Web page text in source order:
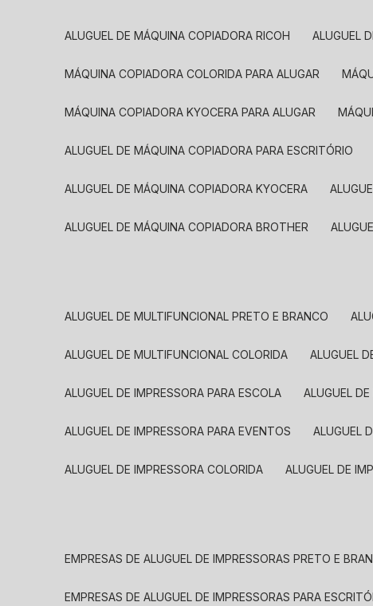
ALUGUEL DE MÁQUINA COPIADORA RICOH ALUGUEL
MÁQUINA COPIADORA COLORIDA PARA ALUGAR
MÁQUINA COPIADORA KYOCERA PARA ALUGAR
ALUGUEL DE MÁQUINA COPIADORA PARA ESCRITÓRIO
ALUGUEL DE MÁQUINA COPIADORA KYOCERA
ALUGUEL DE MÁQUINA COPIADORA BROTHER
ALUGUEL DE MULTIFUNCIONAL PRETO E BRANCO
ALUGUEL DE MULTIFUNCIONAL COLORIDA ALUGUEL
ALUGUEL DE IMPRESSORA PARA ESCOLA ALUGUEL
ALUGUEL DE IMPRESSORA PARA EVENTOS ALUGUEL
ALUGUEL DE IMPRESSORA COLORIDA ALUGUEL DE
EMPRESAS DE ALUGUEL DE IMPRESSORAS PRETO E
EMPRESAS DE ALUGUEL DE IMPRESSORAS PARA